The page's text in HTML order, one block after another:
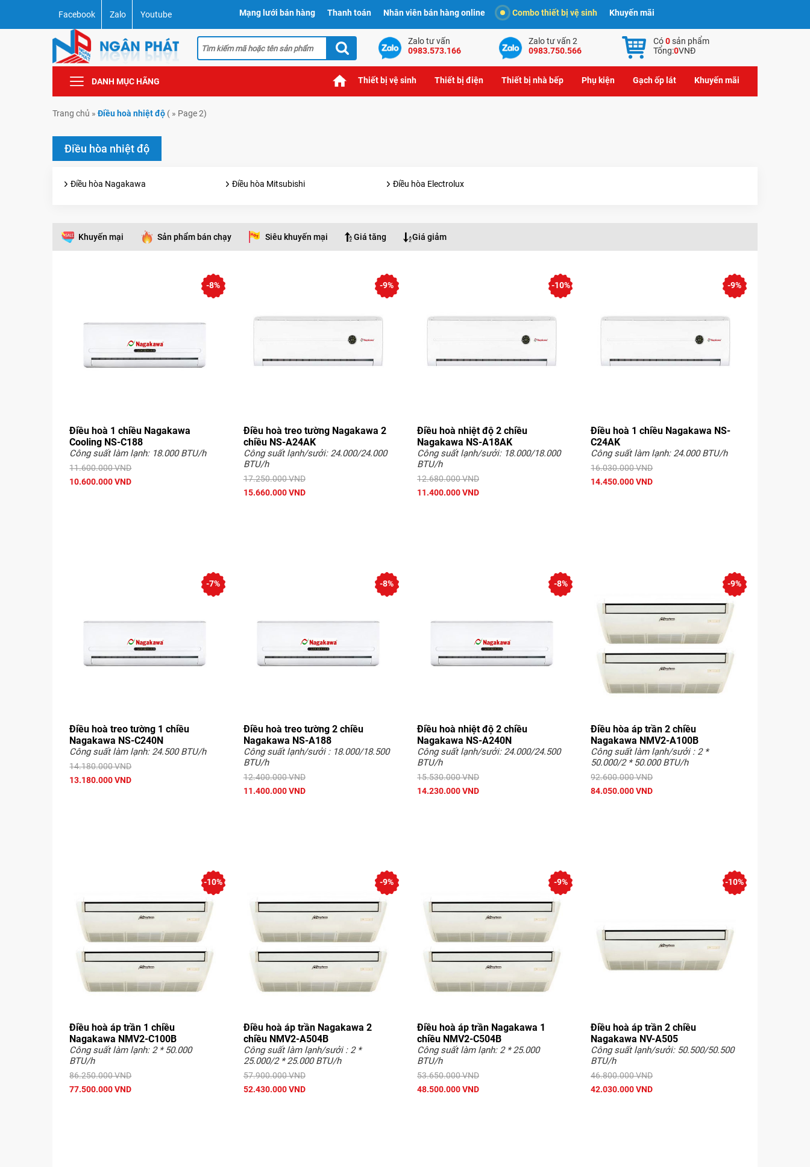
Facebook Zalo Youtube Mạng lưới bán hàng Thanh toán Nhân viên bán hàng online Combo thiết bị vệ sinh Khuyến mãi
Zalo tư vấn
0983.573.166
Zalo tư vấn 2
0983.750.566
Có0sản phẩm
Tổng:0VNĐ
DANH MỤC HÃNG Thiết bị vệ sinh Thiết bị điện Thiết bị nhà bếp Phụ kiện Gạch ốp lát Khuyến mãi
Trang chủ »Điều hoà nhiệt độ ( » Page 2)
Điều hòa nhiệt độ
Điều hòa Nagakawa Điều hòa Mitsubishi Điều hòa Electrolux
Khuyến mại Sản phẩm bán chạy Siêu khuyến mại Giá tăng Giá giảm
Điều hoà 1 chiều Nagakawa
Cooling NS-C188
Công suất làm lạnh: 18.000 BTU/h
11.600.000 VND
10.600.000 VND
-8%
Điều hoà treo tường Nagakawa 2
chiều NS-A24AK
Công suất lạnh/sưởi: 24.000/24.000
BTU/h
17.250.000 VND
15.660.000 VND
-9%
Điều hoà nhiệt độ 2 chiều
Nagakawa NS-A18AK
Công suất lạnh/sưởi: 18.000/18.000
BTU/h
12.680.000 VND
11.400.000 VND
-10%
Điều hoà 1 chiều Nagakawa NS-
C24AK
Công suất làm lạnh: 24.000 BTU/h
16.030.000 VND
14.450.000 VND
-9%
Điều hoà treo tường 1 chiều
Nagakawa NS-C240N
Công suất làm lạnh: 24.500 BTU/h
14.180.000 VND
13.180.000 VND
-7%
Điều hoà treo tường 2 chiều
Nagakawa NS-A188
Công suất lạnh/sưởi : 18.000/18.500
BTU/h
12.400.000 VND
11.400.000 VND
-8%
Điều hoà nhiệt độ 2 chiều
Nagakawa NS-A240N
Công suất lạnh/sưởi: 24.000/24.500
BTU/h
15.530.000 VND
14.230.000 VND
-8%
Điều hòa áp trần 2 chiều
Nagakawa NMV2-A100B
Công suất làm lạnh/sưởi : 2 *
50.000/2 * 50.000 BTU/h
92.600.000 VND
84.050.000 VND
-9%
Điều hoà áp trần 1 chiều
Nagakawa NMV2-C100B
Công suất làm lạnh: 2 * 50.000
BTU/h
86.250.000 VND
77.500.000 VND
-10%
Điều hoà áp trần Nagakawa 2
chiều NMV2-A504B
Công suất làm lạnh/sưởi : 2 *
25.000/2 * 25.000 BTU/h
57.900.000 VND
52.430.000 VND
-9%
Điều hoà áp trần Nagakawa 1
chiều NMV2-C504B
Công suất làm lạnh: 2 * 25.000
BTU/h
53.650.000 VND
48.500.000 VND
-9%
Điều hoà áp trần 2 chiều
Nagakawa NV-A505
Công suất lạnh/sưởi: 50.500/50.500
BTU/h
46.800.000 VND
42.030.000 VND
-10%